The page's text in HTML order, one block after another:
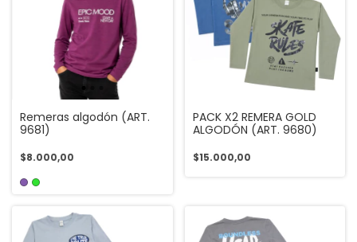
Remeras algodón (ART.
9681)
$8.000,00
PACK X2 REMERA GOLD
ALGODÓN (ART. 9680)
$15.000,00